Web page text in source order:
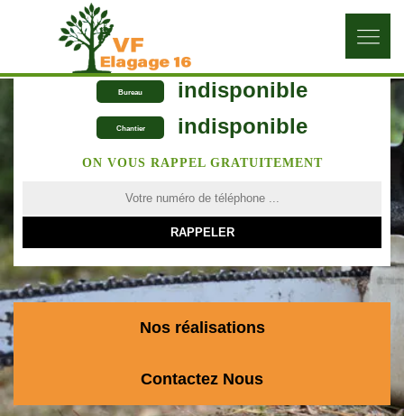
Bureau indisponible
Chantier indisponible
ON VOUS RAPPEL GRATUITEMENT
Nos réalisations
Contactez Nous